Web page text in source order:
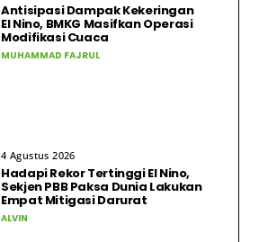
Antisipasi Dampak Kekeringan
El Nino, BMKG Masifkan Operasi
Modifikasi Cuaca
MUHAMMAD FAJRUL
4 Agustus 2026
Hadapi Rekor Tertinggi El Nino,
Sekjen PBB Paksa Dunia Lakukan
Empat Mitigasi Darurat
ALVIN